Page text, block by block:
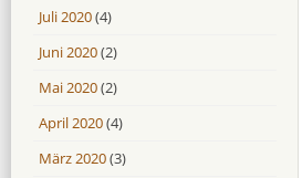
Juli 2020(4)
Juni 2020(2)
Mai 2020(2)
April 2020(4)
März 2020(3)